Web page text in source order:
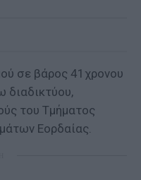
σε βάρος 41χρονου
διαδικτύου,
του Τμήματος
Εορδαίας.